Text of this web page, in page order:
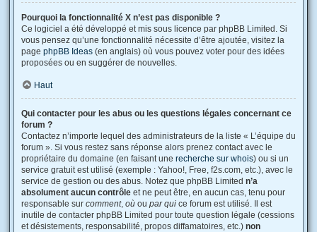
Pourquoi la fonctionnalité X n’est pas disponible ?
Ce logiciel a été développé et mis sous licence par phpBB Limited. Si
vous pensez qu’une fonctionnalité nécessite d’être ajoutée, visitez la
page phpBB Ideas (en anglais) où vous pouvez voter pour des idées
proposées ou en suggérer de nouvelles.
Haut
Qui contacter pour les abus ou les questions légales concernant ce
forum ?
Contactez n’importe lequel des administrateurs de la liste « L’équipe du
forum ». Si vous restez sans réponse alors prenez contact avec le
propriétaire du domaine (en faisant une recherche sur whois) ou si un
service gratuit est utilisé (exemple : Yahoo!, Free, f2s.com, etc.), avec le
service de gestion ou des abus. Notez que phpBB Limited n’a
absolument aucun contrôle et ne peut être, en aucun cas, tenu pour
responsable sur comment, où ou par qui ce forum est utilisé. Il est
inutile de contacter phpBB Limited pour toute question légale (cessions
et désistements, responsabilité, propos diffamatoires, etc.) non